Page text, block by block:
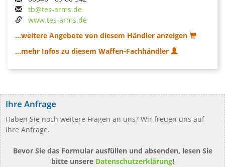
tb@tes-arms.de
www.tes-arms.de
...weitere Angebote von diesem Händler anzeigen
...mehr Infos zu diesem Waffen-Fachhändler
Ihre Anfrage
Haben Sie noch weitere Fragen an uns? Wir freuen uns auf
ihre Anfrage.
Bevor Sie das Formular ausfüllen und absenden, lesen Sie
bitte unsere Datenschutzerklärung!